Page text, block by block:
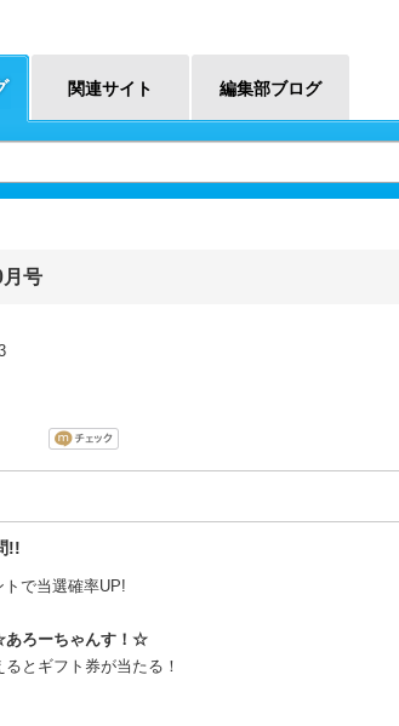
関連サイト 編集部ブログ
号
!!
で当選確率UP!
ろーちゃんす！☆
とギフト券が当たる！